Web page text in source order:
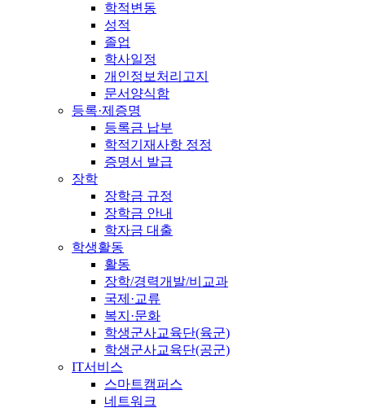
학적변동
성적
졸업
학사일정
개인정보처리고지
문서양식함
등록·제증명
등록금 납부
학적기재사항 정정
증명서 발급
장학
장학금 규정
장학금 안내
학자금 대출
학생활동
활동
장학/경력개발/비교과
국제·교류
복지·문화
학생군사교육단(육군)
학생군사교육단(공군)
IT서비스
스마트캠퍼스
네트워크